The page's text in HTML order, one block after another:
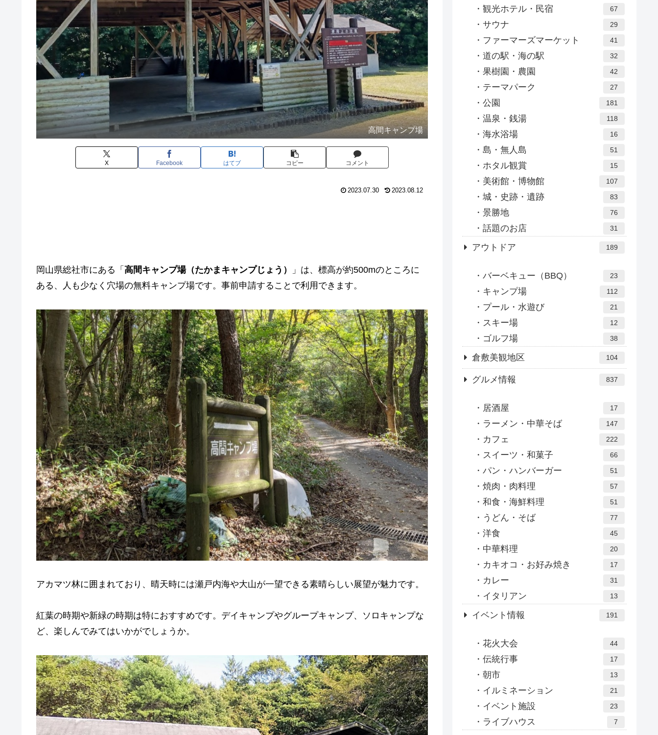
高間キャンプ場
X Facebook はてブ コピー コメント
2023.07.30 2023.08.12
岡山県総社市にある「 高間キャンプ場（たかまキャンプじょう）
」は、標高が約500mのところに
ある、人も少なく穴場の無料キャンプ場です。事前申請することで利用できます。
アカマツ林に囲まれており、晴天時には瀬戸内海や大山が一望できる素晴らしい展望が魅力です。
紅葉の時期や新緑の時期は特におすすめです。デイキャンプやグループキャンプ、ソロキャンプな
ど、楽しんでみてはいかがでしょうか。
観光ホテル・民宿 67
サウナ 29
ファーマーズマーケット 41
道の駅・海の駅 32
果樹園・農園 42
テーマパーク 27
公園 181
温泉・銭湯 118
海水浴場 16
島・無人島 51
ホタル観賞 15
美術館・博物館 107
城・史跡・遺跡 83
景勝地 76
話題のお店 31
アウトドア 189
バーベキュー（BBQ） 23
キャンプ場 112
プール・水遊び 21
スキー場 12
ゴルフ場 38
倉敷美観地区 104
グルメ情報 837
居酒屋 17
ラーメン・中華そば 147
カフェ 222
スイーツ・和菓子 66
パン・ハンバーガー 51
焼肉・肉料理 57
和食・海鮮料理 51
うどん・そば 77
洋食 45
中華料理 20
カキオコ・お好み焼き 17
カレー 31
イタリアン 13
イベント情報 191
花火大会 44
伝統行事 17
朝市 13
イルミネーション 21
イベント施設 23
ライブハウス 7